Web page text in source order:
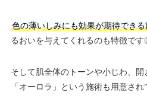
色の薄いしみにも効果が期待できる
るおいを与えてくれるのも特徴で
そして肌全体のトーンや小じわ、
「オーロラ」という施術も用意され